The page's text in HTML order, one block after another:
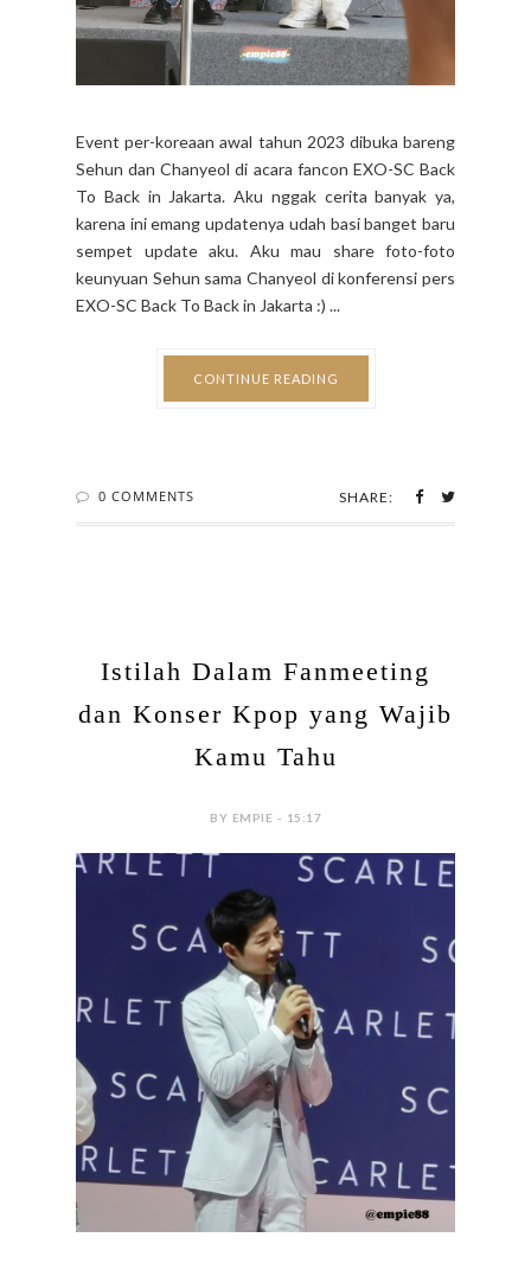
Event per-koreaan awal tahun 2023 dibuka bareng
Sehun dan Chanyeol di acara fancon EXO-SC Back
To Back in Jakarta. Aku nggak cerita banyak ya,
karena ini emang updatenya udah basi banget baru
sempet update aku. Aku mau share foto-foto
keunyuan Sehun sama Chanyeol di konferensi pers
EXO-SC Back To Back in Jakarta :) ...
CONTINUE READING
0 COMMENTS SHARE:
Istilah Dalam Fanmeeting
dan Konser Kpop yang Wajib
Kamu Tahu
BY EMPIE - 15:17